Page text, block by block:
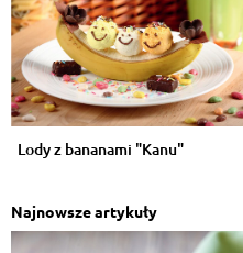
Lody z bananami "Kanu"
Najnowsze artykuły